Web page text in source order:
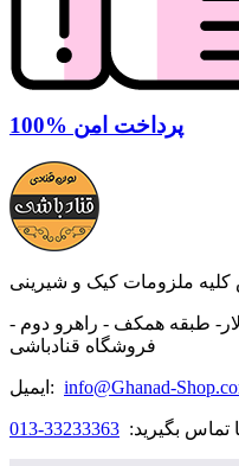
100% پرداخت امن
ملزومات کیک و شیرینی
طبقه همکف - راهرو دوم -
فروشگاه قنادباشی
ایمیل: info@Ghanad-
تماس بگیرید: 33233363-013